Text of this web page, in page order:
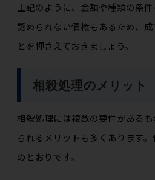
上記のように、金額や種類の条
認められない債権もあるため、
とを押さえておきましょう。
相殺処理のメリット
相殺処理には複数の要件がある
られるメリットも多くあります
のとおりです。